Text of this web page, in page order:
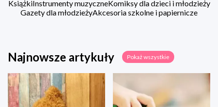
KsiążkiInstrumenty muzyczneKomiksy dla dzieci i młodzieży
Gazety dla młodzieżyAkcesoria szkolne i papiernicze
Najnowsze artykuły Pokaż wszystkie